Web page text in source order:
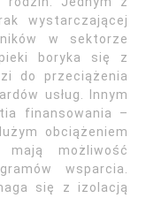
wystarczającej
w sektorze
boryka się z
do przeciążenia
usług. Innym
finansowania –
obciążeniem
możliwość
wsparcia.
się z izolacją